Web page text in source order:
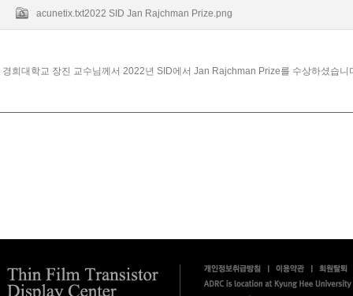
acunetix.txt2022 SID Jan Rajchman Prize.png
경희대학교 장진 교수님께서 2022년 SID에서 Jan Rajchman Prize를 수상하셨습니